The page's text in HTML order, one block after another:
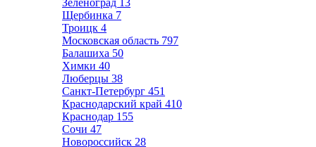
Зеленоград 13
Щербинка 7
Троицк 4
Московская область 797
Балашиха 50
Химки 40
Люберцы 38
Санкт-Петербург 451
Краснодарский край 410
Краснодар 155
Сочи 47
Новороссийск 28